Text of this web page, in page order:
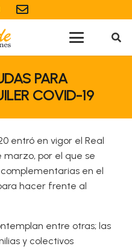
PARA
COVID-19
entró en vigor el Real
marzo, por el que se
en el
hacer frente al
entre otras; las
y colectivos